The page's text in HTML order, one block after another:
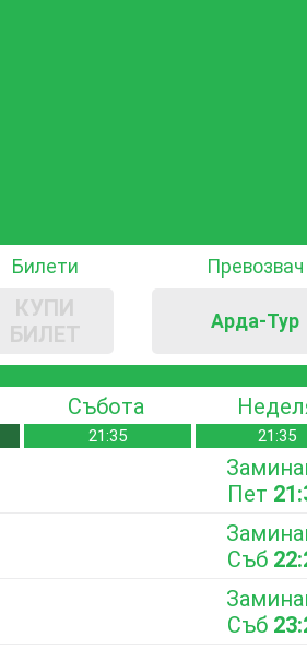
Билети
КУПИ
БИЛЕТ
Превозвач
Арда-Тур
Събота
21:35 21:35
Пет
Съб
Съб